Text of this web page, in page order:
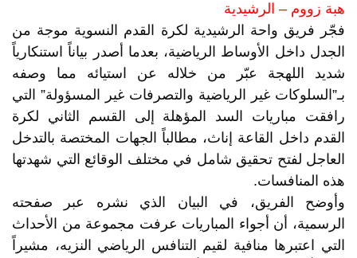
هبة زووم – الرشيدية
فجّر فريق واحة الرشيدية لكرة القدم النسوية موجة من
الجدل داخل الأوساط الرياضية، بعدما أصدر بياناً استنكارياً
شديد اللهجة عبّر من خلاله عن استيائه مما وصفه
بـ”السلوكات غير الرياضية والتصرفات غير المسؤولة” التي
رافقت مباريات السد المؤهلة إلى القسم الثاني لكرة
القدم داخل القاعة إناث، مطالباً الجهات المختصة بالتدخل
العاجل لفتح تحقيق شامل في مختلف الوقائع التي شهدتها
هذه المنافسات.
وأوضح الفريق، في البيان الذي نشره عبر صفحته
الرسمية، أن أجواء المباريات عرفت مجموعة من الأحداث
التي اعتبرها منافية لقيم التنافس الرياضي النزيه، مشيراً